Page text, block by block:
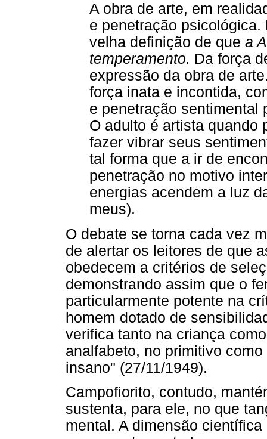
A obra de arte, em
e penetração
velha definição de que a
temperamento. Da força
expressão da obra de
força inata e incontida,
e penetração sentimental
O adulto é artista quando
fazer vibrar seus
tal forma que a ir de
penetração no motivo
energias acendem a luz
meus).
O debate se torna cada vez
de alertar os leitores de que
obedecem a critérios de
demonstrando assim que o
particularmente potente na
homem dotado de
verifica tanto na criança
analfabeto, no primitivo
insano" (27/11/1949).
Campofiorito, contudo,
sustenta, para ele, no que
mental. A dimensão